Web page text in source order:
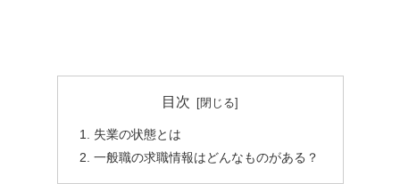
目次
失業の状態とは
一般職の求職情報はどんなものがある？